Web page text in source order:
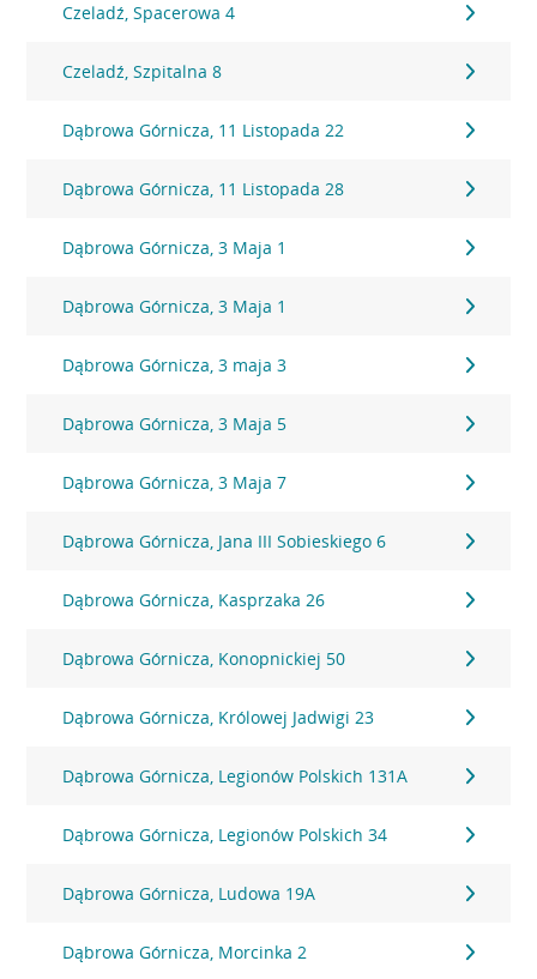
Czeladź, Spacerowa 4
Czeladź, Szpitalna 8
Dąbrowa Górnicza, 11 Listopada 22
Dąbrowa Górnicza, 11 Listopada 28
Dąbrowa Górnicza, 3 Maja 1
Dąbrowa Górnicza, 3 Maja 1
Dąbrowa Górnicza, 3 maja 3
Dąbrowa Górnicza, 3 Maja 5
Dąbrowa Górnicza, 3 Maja 7
Dąbrowa Górnicza, Jana III Sobieskiego 6
Dąbrowa Górnicza, Kasprzaka 26
Dąbrowa Górnicza, Konopnickiej 50
Dąbrowa Górnicza, Królowej Jadwigi 23
Dąbrowa Górnicza, Legionów Polskich 131A
Dąbrowa Górnicza, Legionów Polskich 34
Dąbrowa Górnicza, Ludowa 19A
Dąbrowa Górnicza, Morcinka 2